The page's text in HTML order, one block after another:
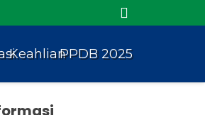
KeahlianPPDB 2025